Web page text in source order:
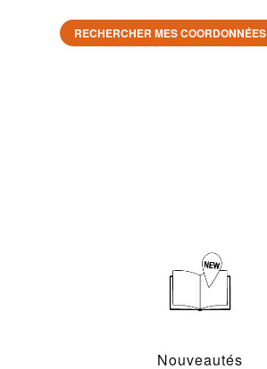
RECHERCHER MES COORDONNÉES
Nouveautés